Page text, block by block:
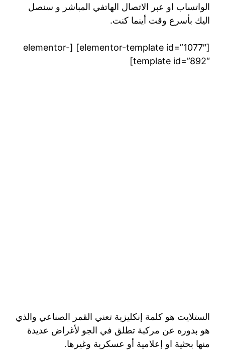
الواتساب او عبر الاتصال الهاتفي المباشر و سنصل
اليك بأسرع وقت أينما كنت.
[elementor-template id=”1077″] [elementor-
template id=”892″]
الستلايت هو كلمة إنكليزية تعني القمر الصناعي والذي
هو بدوره عن مركبة تطلق في الجو لأغراض عديدة
منها بحثية او إعلامية أو عسكرية وغيرها.